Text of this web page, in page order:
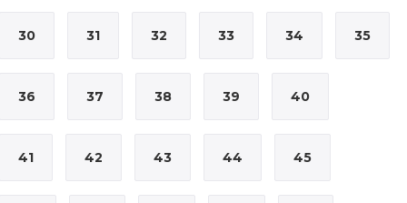
30 31 32 33 34 35
36 37 38 39 40
41 42 43 44 45